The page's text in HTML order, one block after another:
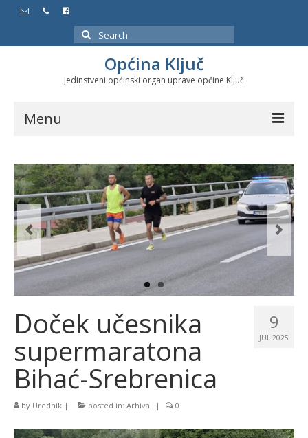
Search
for:
Općina Ključ
Jedinstveni općinski organ uprave općine Ključ
Menu
Službeni glasnici
Javne nabavke
Značajni datumi i manifestacije
Program energetske efikasnosti u stambenom
sektoru
9
JUL 2025
Doček učesnika
supermaratona
Bihać-Srebrenica
by Urednik | posted in: Arhiva | 0